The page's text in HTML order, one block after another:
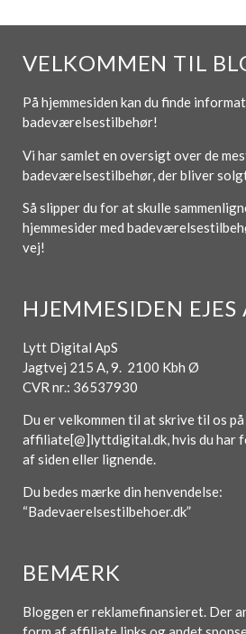
VELKOMMEN TIL
På hjemmesiden kan du finde
badeværelsestilbehør!
Vi har samlet en oversigt over de
badeværelsestilbehør, der bliver
Så slipper du for at skulle
hjemmesider med
vej!
HJEMMESIDEN EJES
Lytt Digital ApS
Jagtvej 215 A, 9. 2100 Kbh Ø
CVR nr.: 36537930
Du er velkommen til at skrive til os på
affiliate[@]lyttdigital.dk, hvis du har
af siden eller lignende.
Du bedes mærke din henvendelse:
“Badevaerelsestilbehoer.dk”
BEMÆRK
Bloggen er reklamefinansieret. Der